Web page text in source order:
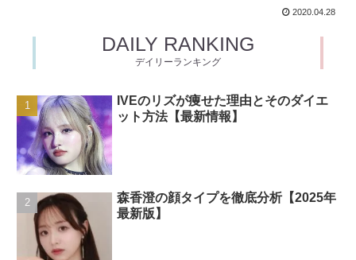
2020.04.28
DAILY RANKING
デイリーランキング
IVEのリズが痩せた理由とそのダイエ
ット方法【最新情報】
森香澄の顔タイプを徹底分析【2025年
最新版】